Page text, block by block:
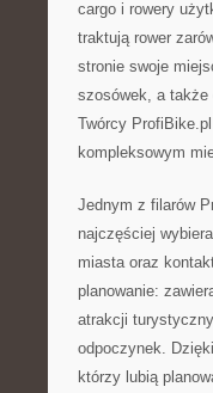
cargo i rowery
traktują rower
stronie swoje
szosówek, a także
Twórcy
kompleksowym
Jednym z filarów
najczęściej
miasta oraz
planowanie:
atrakcji
odpoczynek.
którzy lubią